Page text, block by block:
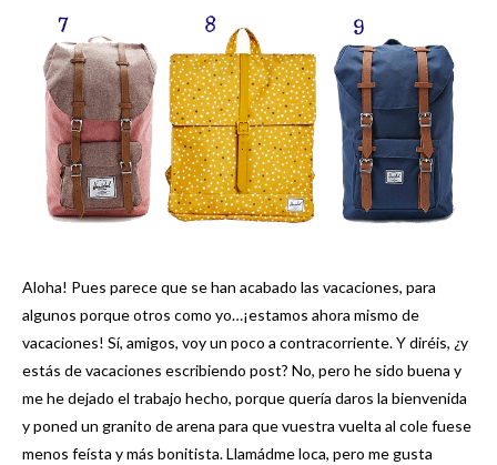
Aloha! Pues parece que se han acabado las vacaciones, para
algunos porque otros como yo…¡estamos ahora mismo de
vacaciones! Sí, amigos, voy un poco a contracorriente. Y diréis, ¿y
estás de vacaciones escribiendo post? No, pero he sido buena y
me he dejado el trabajo hecho, porque quería daros la bienvenida
y poned un granito de arena para que vuestra vuelta al cole fuese
menos feísta y más bonitista. Llamádme loca, pero me gusta